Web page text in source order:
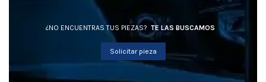
¿NO ENCUENTRAS TUS PIEZAS? TE LAS BUSCAMOS
Solicitar pieza